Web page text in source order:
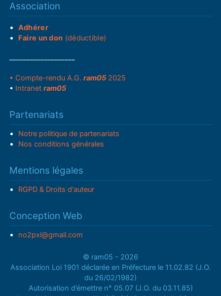
Association
Adhérer
Faire un don (déductible)
• Compte-rendu A.G.ram05 2025
• Intranetram05
Partenariats
Notre politique de partenariats
Nos conditions générales
Mentions légales
RGPD & Droits d'auteur
Conception Web
no2pxl@gmail.com
© ram05 - 2026
Association Loi 1901 déclarée en Préfecture le 11.02.82 (J.O.
du 26/02/1982)
Autorisation d’émettre n° 05.07 (J.O. du 03.11.85)